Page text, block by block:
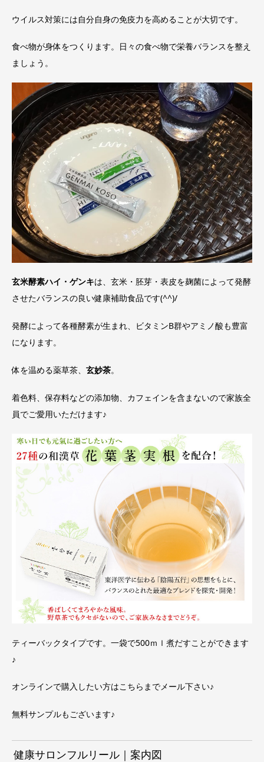
ウイルス対策には自分自身の免疫力を高めることが大切です。
食べ物が身体をつくります。日々の食べ物で栄養バランスを整え
ましょう。
玄米酵素ハイ・ゲンキは、玄米・胚芽・表皮を麹菌によって発酵
させたバランスの良い健康補助食品です(^^)/
発酵によって各種酵素が生まれ、ビタミンB群やアミノ酸も豊富
になります。
体を温める薬草茶、 玄妙茶。
着色料、保存料などの添加物、カフェインを含まないので家族全
員でご愛用いただけます♪
ティーバックタイプです。一袋で500ｍｌ煮だすことができます
♪
オンラインで購入したい方はこちらまでメール下さい♪
無料サンプルもございます♪
健康サロンフルリール｜案内図